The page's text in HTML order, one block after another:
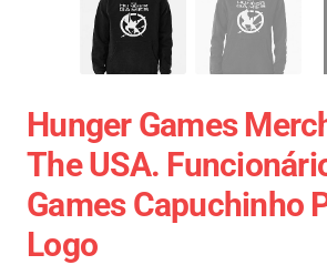
Hunger Games
The USA.
Games Capuchinho
Logo